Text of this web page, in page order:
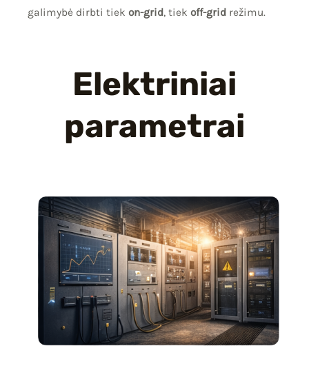
galimybė dirbti tiek on-grid, tiek off-grid režimu.
Elektriniai
parametrai